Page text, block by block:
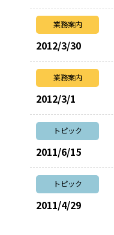
業務案内
2012/3/30
業務案内
2012/3/1
トピック
2011/6/15
トピック
2011/4/29